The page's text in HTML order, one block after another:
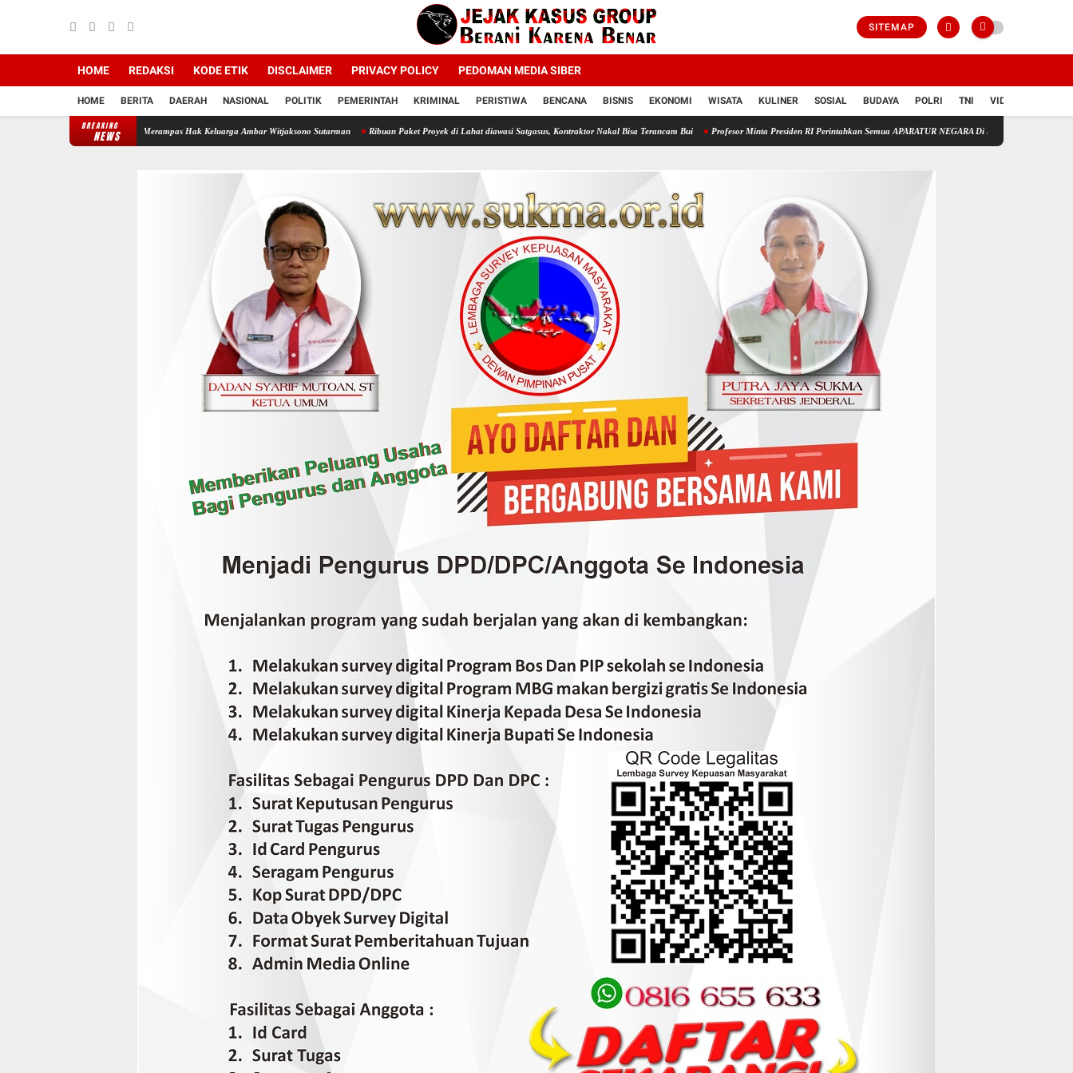
SITEMAP
HOME REDAKSI KODE ETIK DISCLAIMER PRIVACY POLICY PEDOMAN MEDIA SIBER
HOME BERITA DAERAH NASIONAL POLITIK PEMERINTAH KRIMINAL PERISTIWA BENCANA BISNIS EKONOMI WISATA KULINER SOSIAL BUDAYA POLRI TNI VIDIO
BREAKING
NEWS
Mafia Tanah Merampas Hak Keluarga Ambar Witjaksono Sutarman Ribuan Paket Proyek di Lahat diawasi Satgasus, Kontraktor Nakal Bisa Terancam Bui Profesor Minta Presiden RI Perintahkan Semua APARATUR NEGARA Di Seluruh Indonesia Tertibkan bendera